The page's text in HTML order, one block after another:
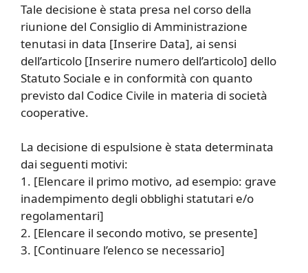
Tale decisione è stata presa nel corso della
riunione del Consiglio di Amministrazione
tenutasi in data [Inserire Data], ai sensi
dell’articolo [Inserire numero dell’articolo] dello
Statuto Sociale e in conformità con quanto
previsto dal Codice Civile in materia di società
cooperative.
La decisione di espulsione è stata determinata
dai seguenti motivi:
1. [Elencare il primo motivo, ad esempio: grave
inadempimento degli obblighi statutari e/o
regolamentari]
2. [Elencare il secondo motivo, se presente]
3. [Continuare l’elenco se necessario]